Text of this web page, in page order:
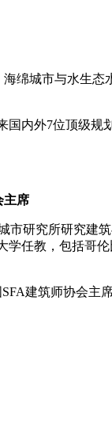
绵城市与水生态
内外7位顶级规
主席
研究所研究建
学任教，包括哥
建筑师协会主席